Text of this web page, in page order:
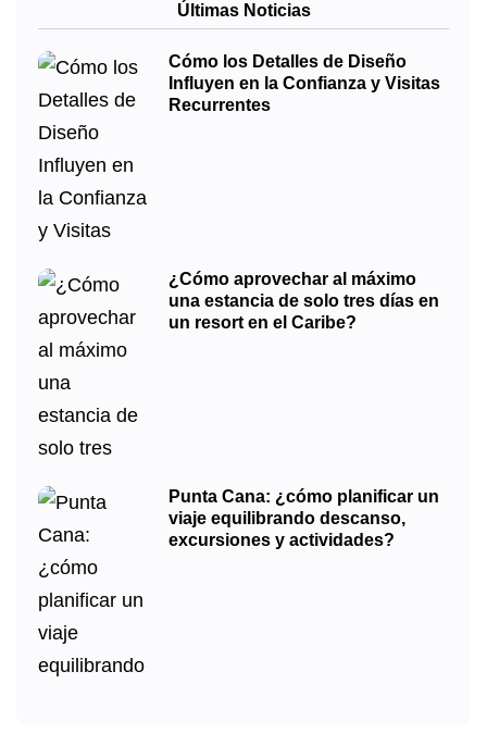
Últimas Noticias
Cómo los Detalles de Diseño
Influyen en la Confianza y Visitas
Recurrentes
¿Cómo aprovechar al máximo
una estancia de solo tres días en
un resort en el Caribe?
Punta Cana: ¿cómo planificar un
viaje equilibrando descanso,
excursiones y actividades?